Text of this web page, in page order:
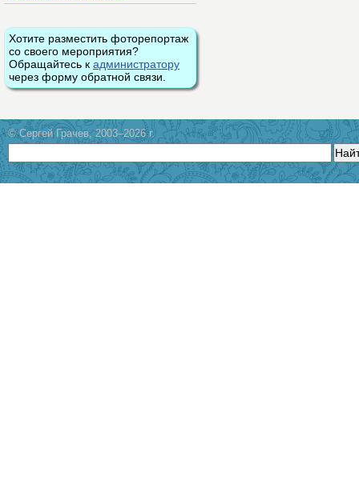
Хотите разместить фоторепортаж
со своего мероприятия?
Обращайтесь к администратору
через форму обратной связи.
© Сергей Грачев, 2003–2026 г.